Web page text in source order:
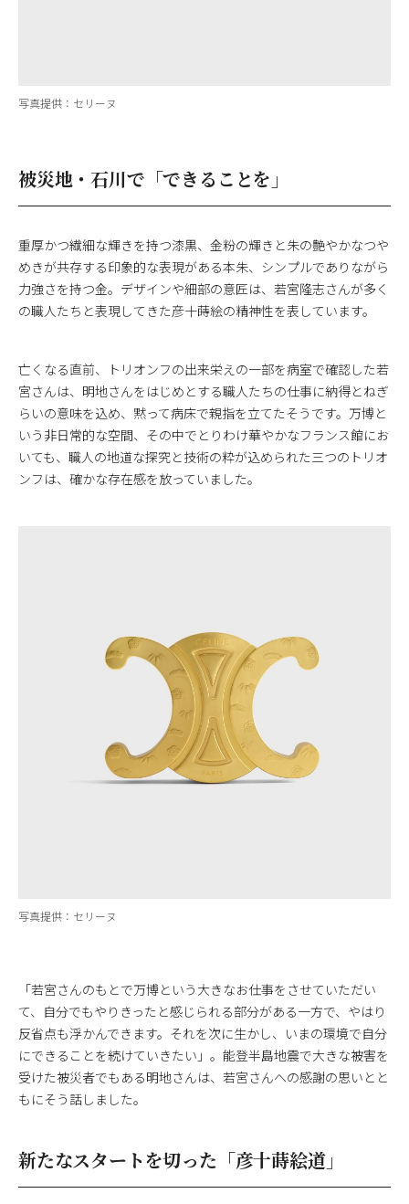
写真提供：セリーヌ
被災地・石川で「できることを」
重厚かつ繊細な輝きを持つ漆黒、金粉の輝きと朱の艶やかなつや
めきが共存する印象的な表現がある本朱、シンプルでありながら
力強さを持つ金。デザインや細部の意匠は、若宮隆志さんが多く
の職人たちと表現してきた彦十蒔絵の精神性を表しています。
亡くなる直前、トリオンフの出来栄えの一部を病室で確認した若
宮さんは、明地さんをはじめとする職人たちの仕事に納得とねぎ
らいの意味を込め、黙って病床で親指を立てたそうです。万博と
いう非日常的な空間、その中でとりわけ華やかなフランス館にお
いても、職人の地道な探究と技術の粋が込められた三つのトリオ
ンフは、確かな存在感を放っていました。
写真提供：セリーヌ
「若宮さんのもとで万博という大きなお仕事をさせていただい
て、自分でもやりきったと感じられる部分がある一方で、やはり
反省点も浮かんできます。それを次に生かし、いまの環境で自分
にできることを続けていきたい」。能登半島地震で大きな被害を
受けた被災者でもある明地さんは、若宮さんへの感謝の思いとと
もにそう話しました。
新たなスタートを切った「彦十蒔絵道」